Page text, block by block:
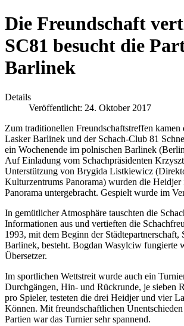
Die Freundschaft
SC81 besucht die
Barlinek
Details
Veröffentlicht: 24. Oktober 2017
Zum traditionellen Freundschaftstreffen kamen
Lasker Barlinek und der Schach-Club 81
ein Wochenende im polnischen Barlinek
Auf Einladung vom Schachpräsidenten
Unterstützung von Brygida Listkiewicz
Kulturzentrums Panorama) wurden die
Panorama untergebracht. Gespielt wurde im
In gemütlicher Atmosphäre tauschten die
Informationen aus und vertieften die
1993, mit dem Beginn der Städtepartnerschaft,
Barlinek, besteht. Bogdan Wasylciw fungierte
Übersetzer.
Im sportlichen Wettstreit wurde auch ein
Durchgängen, Hin- und Rückrunde, je sieben
pro Spieler, testeten die drei Heidjer und vier
Können. Mit freundschaftlichen
Partien war das Turnier sehr spannend.